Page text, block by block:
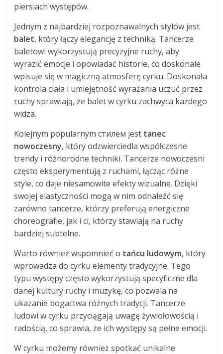
piersiach występów.
Jednym z najbardziej rozpoznawalnych stylów jest
balet, który łączy elegancję z techniką. Tancerze
baletowi wykorzystują precyzyjne ruchy, aby
wyrazić emocje i opowiadać historie, co doskonale
wpisuje się w magiczną atmosferę cyrku. Doskonała
kontrola ciała i umiejętność wyrażania uczuć przez
ruchy sprawiają, że balet w cyrku zachwyca każdego
widza.
Kolejnym popularnym стилем jest tanec
nowoczesny, który odzwierciedla współczesne
trendy i różnorodne techniki. Tancerze nowoczesni
często eksperymentują z ruchami, łącząc różne
style, co daje niesamowite efekty wizualne. Dzięki
swojej elastyczności mogą w nim odnaleźć się
zarówno tancerze, którzy preferują energiczne
choreografie, jak i ci, którzy stawiają na ruchy
bardziej subtelne.
Warto również wspomnieć o tańcu ludowym, który
wprowadza do cyrku elementy tradycyjne. Tego
typu występy często wykorzystują specyficzne dla
danej kultury ruchy i muzykę, co pozwala na
ukazanie bogactwa różnych tradycji. Tancerze
ludowi w cyrku przyciągają uwagę żywiołowością i
radością, co sprawia, że ich występy są pełne emocji.
W cyrku możemy również spotkać unikalne